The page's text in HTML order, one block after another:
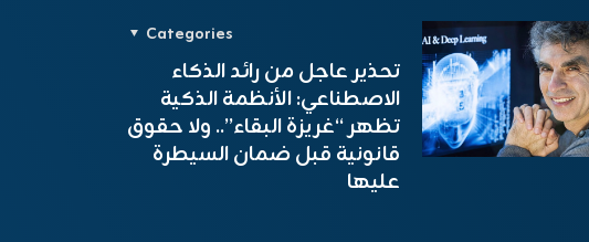
Categories
تحذير عاجل من رائد الذكاء
الاصطناعي: الأنظمة الذكية
تظهر “غريزة البقاء”.. ولا حقوق
قانونية قبل ضمان السيطرة
عليها